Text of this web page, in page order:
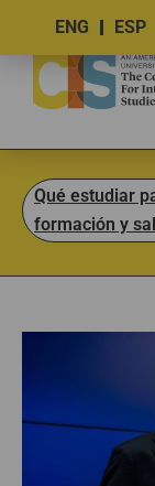
ENG ESP
Qué estudiar
formación y